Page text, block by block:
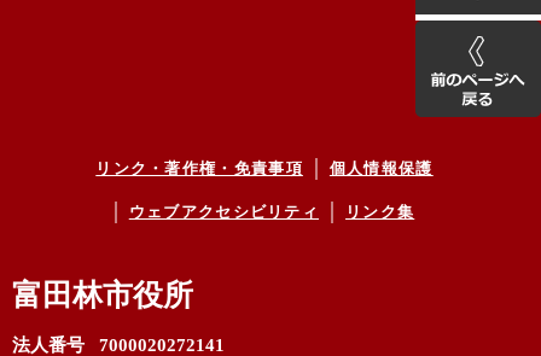
リンク・著作権・免責事項 個人情報保護
ウェブアクセシビリティ リンク集
富田林市役所
法人番号 7000020272141